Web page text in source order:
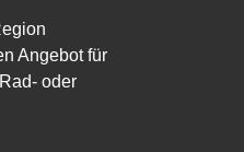
Angebot für
oder